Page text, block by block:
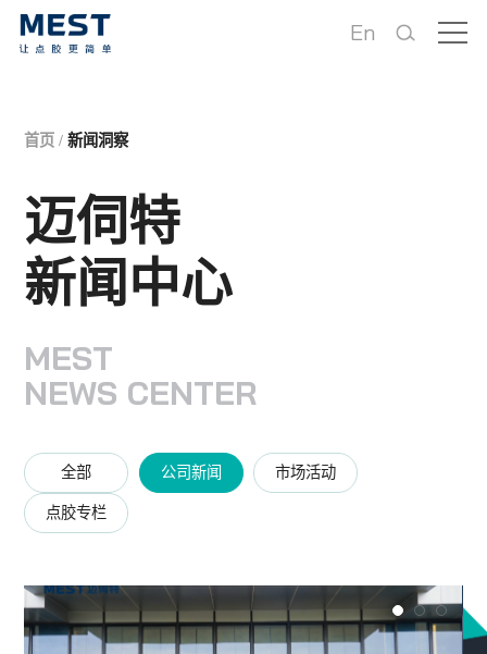
En
首页 /新闻洞察
迈伺特
新闻中心
MEST
NEWS CENTER
全部 公司新闻 市场活动
点胶专栏